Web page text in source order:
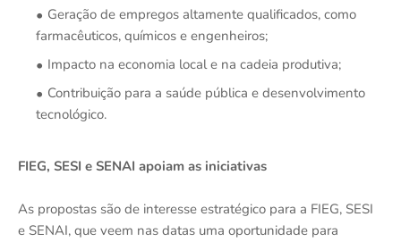
Geração de empregos altamente qualificados, como
farmacêuticos, químicos e engenheiros;
Impacto na economia local e na cadeia produtiva;
Contribuição para a saúde pública e desenvolvimento
tecnológico.
FIEG, SESI e SENAI apoiam as iniciativas
As propostas são de interesse estratégico para a FIEG, SESI
e SENAI, que veem nas datas uma oportunidade para